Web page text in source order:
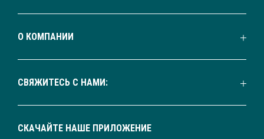
О КОМПАНИИ
СВЯЖИТЕСЬ С НАМИ:
СКАЧАЙТЕ НАШЕ ПРИЛОЖЕНИЕ